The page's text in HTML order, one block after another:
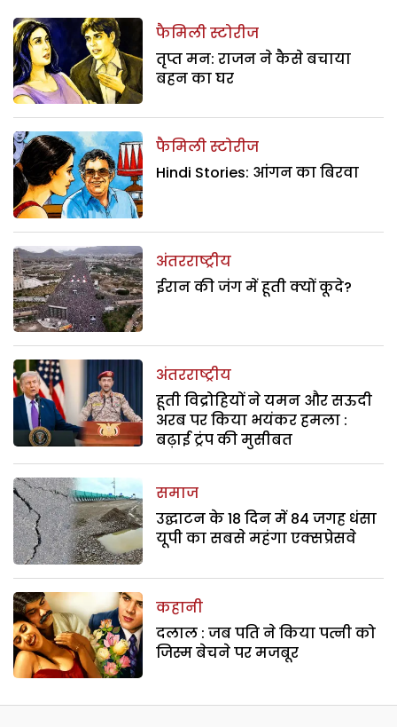
फैमिली स्टोरीज
तृप्त मन: राजन ने कैसे बचाया
बहन का घर
फैमिली स्टोरीज
Hindi Stories: आंगन का बिरवा
अंतरराष्ट्रीय
ईरान की जंग में हूती क्यों कूदे?
अंतरराष्ट्रीय
हूती विद्रोहियों ने यमन और सऊदी
अरब पर किया भयंकर हमला :
बढ़ाई ट्रंप की मुसीबत
समाज
उद्घाटन के 18 दिन में 84 जगह धंसा
यूपी का सबसे महंगा एक्सप्रेसवे
कहानी
दलाल : जब पति ने किया पत्नी को
जिस्म बेचने पर मजबूर